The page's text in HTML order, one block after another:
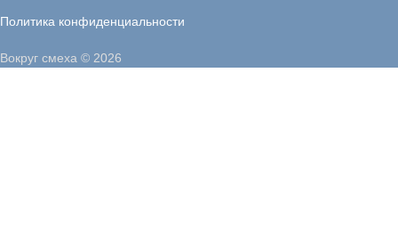
Политика конфиденциальности
Вокруг смеха © 2026